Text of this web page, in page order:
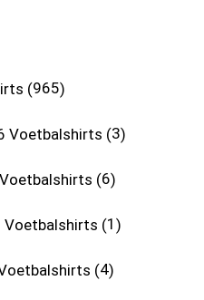
965
Voetbalshirts 3
6
Voetbalshirts 1
4